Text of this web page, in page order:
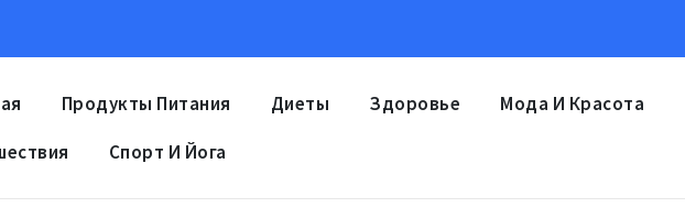
Продукты Питания Диеты Здоровье Мода И Красота
Спорт И Йога